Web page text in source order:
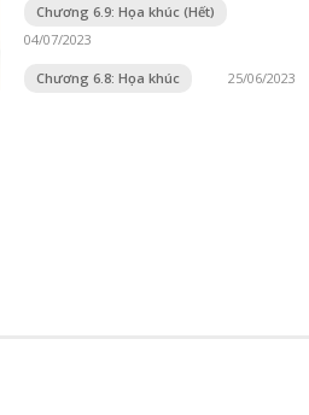
Chương 6.9: Họa khúc (Hết)
04/07/2023
Chương 6.8: Họa khúc 25/06/2023